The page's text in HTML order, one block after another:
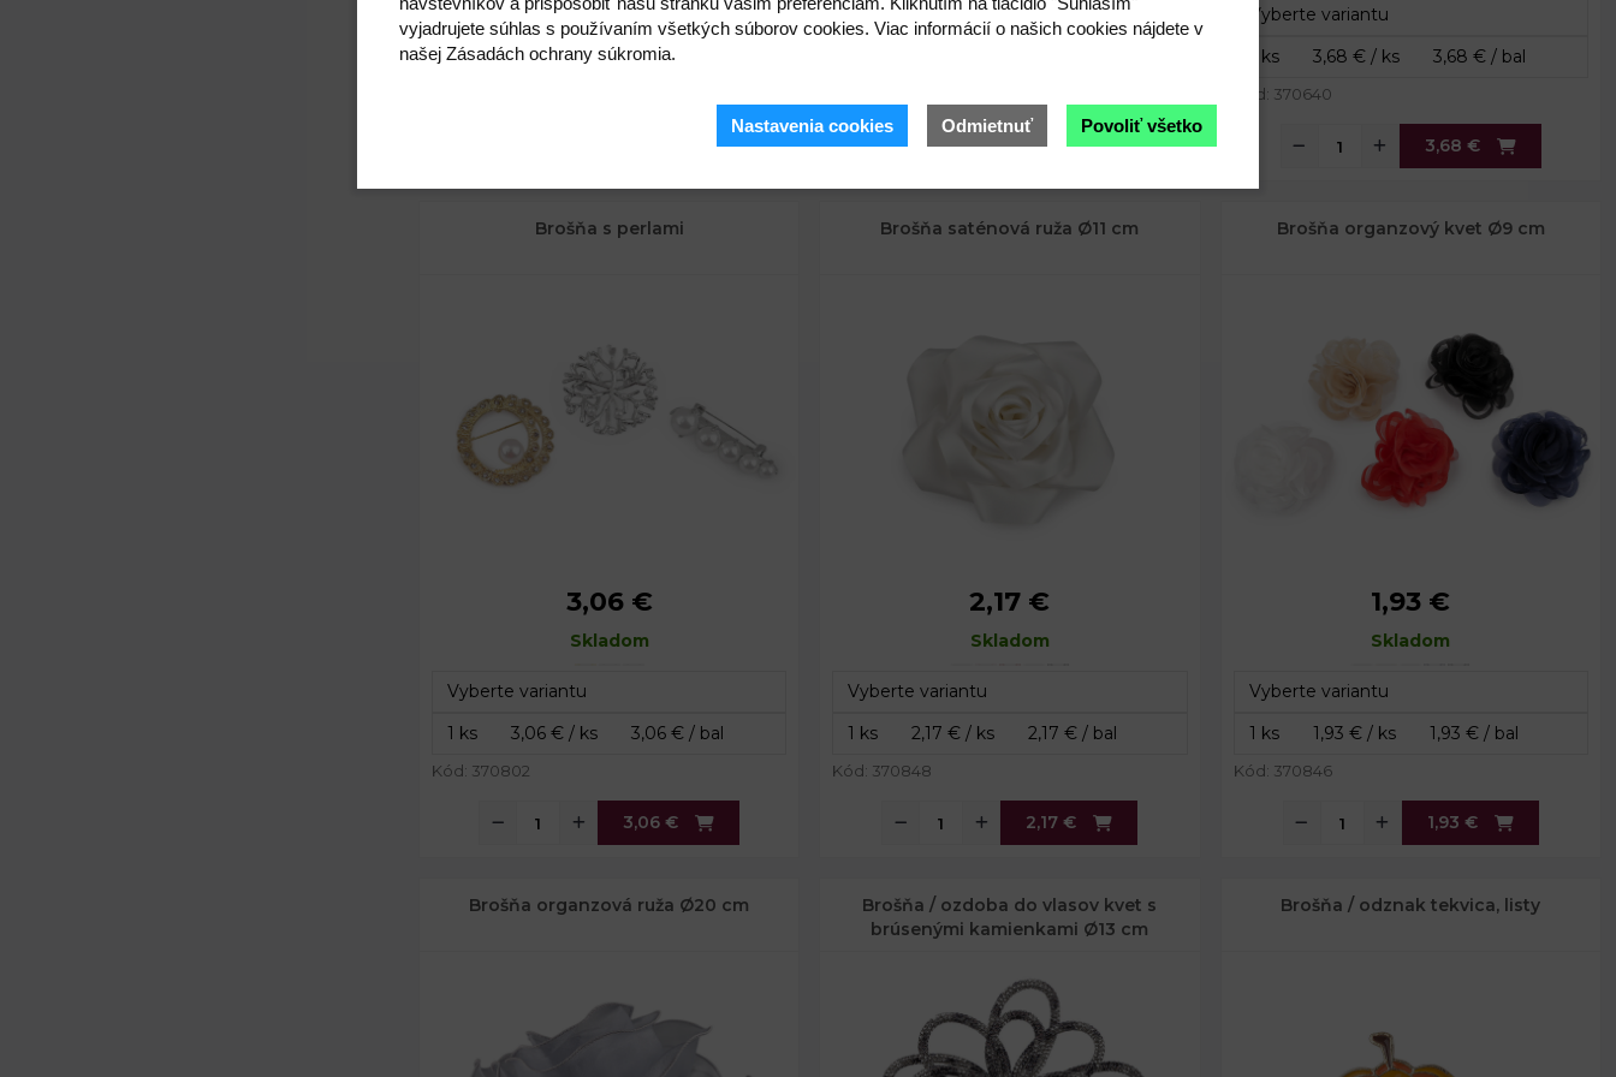
Dĺžka špendlíka:
č. 2: 2 cm
3,06 €
Dĺžka špendlíka:
Kód: 370640
3,68 €
Brošňa s perlami
č. 1: 3,2 x 3,2 cm
č. 2: 3,4 x 3,4 cm
Dĺžka špendlíka:
3,06 €
Skladom
Kód: 370802
3,06 €
Brošňa saténová ruža Ø11 cm
Dĺžka špendlíka:
2,17 €
Skladom
Kód: 370848
2,17 €
Brošňa organzový kvet Ø9 cm
Dĺžka špendlíka:
1,93 €
Skladom
Kód: 370846
1,93 €
Brošňa organzová ruža Ø20 cm
Brošňa / ozdoba do vlasov kvet s
brúsenými kamienkami Ø13 cm
Brošňa / odznak tekvica, listy
vyjadrujete súhlas s používaním všetkých súborov cookies. Viac informácií o našich cookies nájdete v
našej Zásadách ochrany súkromia.
Nastavenia cookies Odmietnuť Povoliť všetko